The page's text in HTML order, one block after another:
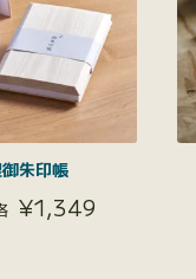
朱印帳
¥1,349